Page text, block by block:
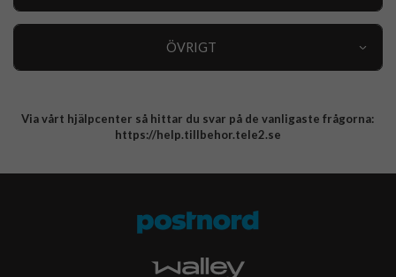
ÖVRIGT
Integritetspolicy
Via vårt hjälpcenter så hittar du svar på de vanligaste frågorna:
https://help.tillbehor.tele2.se